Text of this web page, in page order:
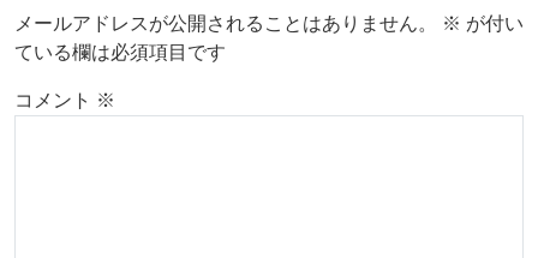
メールアドレスが公開されることはありません。 ※ が付い
ている欄は必須項目です
コメント ※